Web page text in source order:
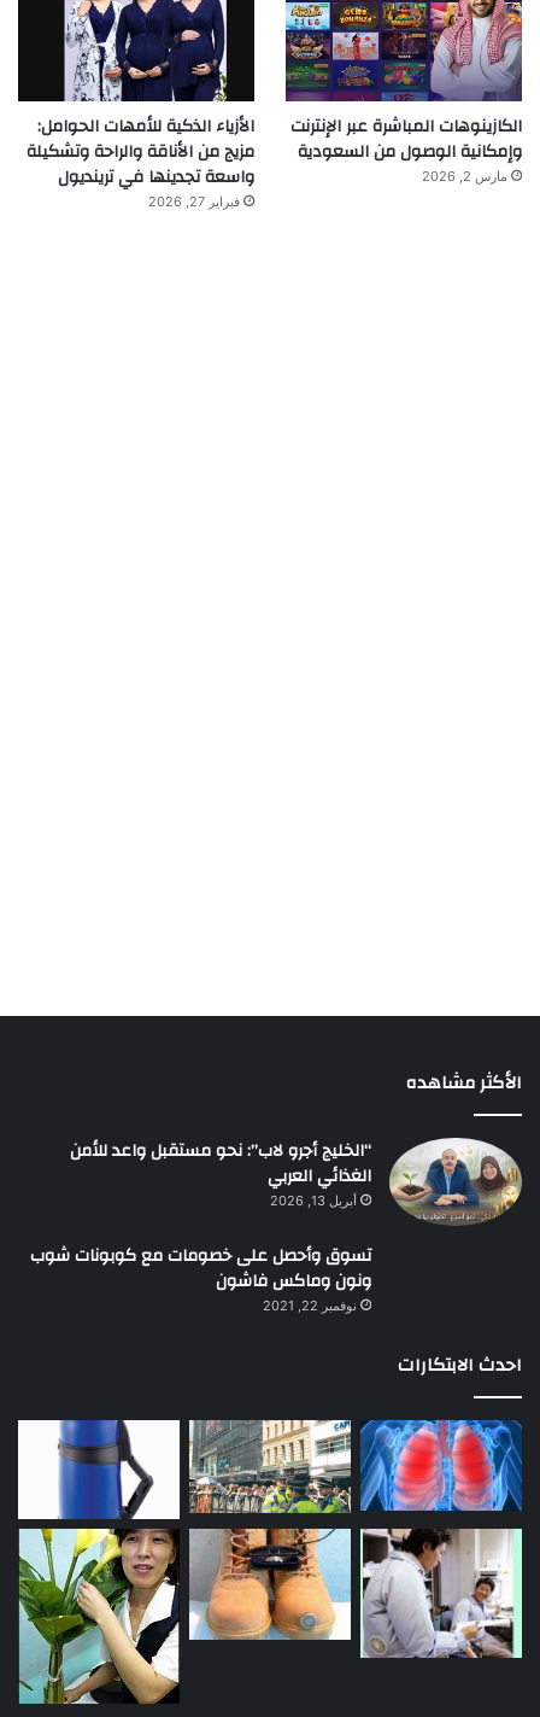
الكازينوهات المباشرة عبر الإنترنت
وإمكانية الوصول من السعودية
مارس 2, 2026
الأزياء الذكية للأمهات الحوامل:
مزيج من الأناقة والراحة وتشكيلة
واسعة تجدينها في ترينديول
فبراير 27, 2026
الأكثر مشاهده
“الخليج أجرو لاب”: نحو مستقبل واعد للأمن
الغذائي العربي
أبريل 13, 2026
تسوق وأحصل على خصومات مع كوبونات شوب
ونون وماكس فاشون
نوفمبر 22, 2021
احدث الابتكارات